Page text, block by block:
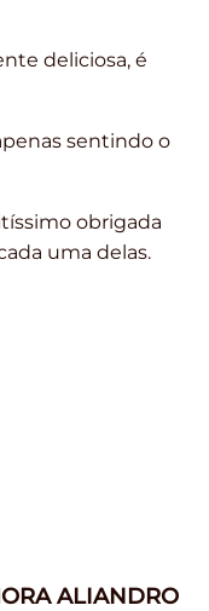
deliciosa, é
sentindo o
obrigada
uma delas.
ALIANDRO